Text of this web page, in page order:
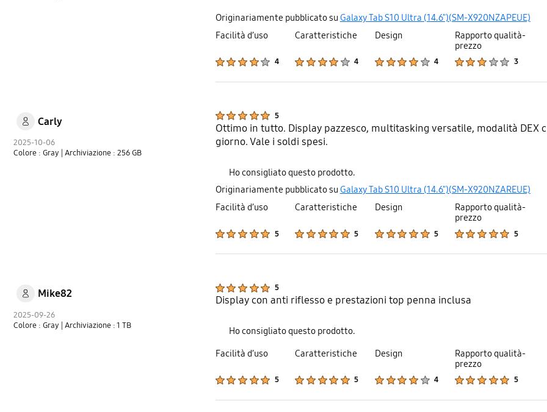
Originariamente pubblicato su Galaxy Tab S10 Ultra (14.6")(SM-X920NZAPEUE)
Facilità d’uso
4
Caratteristiche
4
Design
4
Rapporto qualità-
prezzo
3
Carly
2025-10-06
Colore : Gray
| Archiviazione : 256 GB
5
Ottimo in tutto. Display pazzesco, multitasking versatile, modalità
giorno. Vale i soldi spesi.
Ho consigliato questo prodotto.
Originariamente pubblicato su Galaxy Tab S10 Ultra (14.6")(SM-X920NZAREUE)
Facilità d’uso
5
Caratteristiche
5
Design
5
Rapporto qualità-
prezzo
5
Mike82
2025-09-26
Colore : Gray | Archiviazione : 1 TB
5
Display con anti riflesso e prestazioni top penna inclusa
Ho consigliato questo prodotto.
Facilità d’uso
5
Caratteristiche
5
Design
4
Rapporto qualità-
prezzo
5